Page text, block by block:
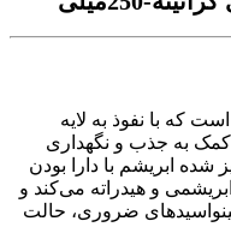
که با نفوذ به لایه
به جذب و نگهداری
ابریشم با دارا بودن
ابریشمی و هیدراته می‌کند و
ضروری، حالت